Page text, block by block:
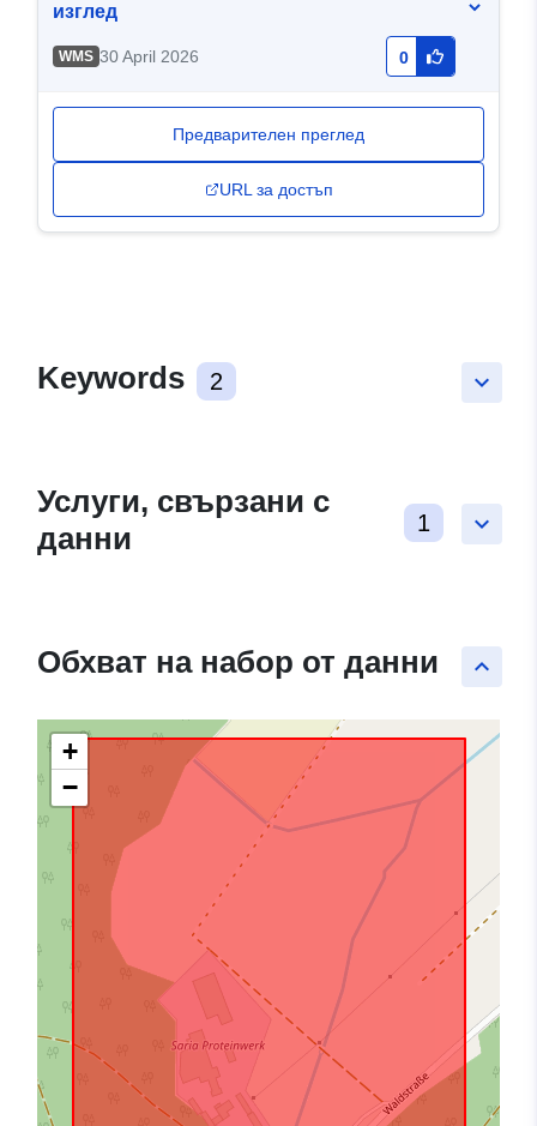
изглед
WMS 30 April 2026 0
Предварителен преглед
URL за достъп
keyboard_arrow_down
Keywords 2
keyboard_arrow_down
Услуги, свързани с
данни
1
keyboard_arrow_up
Обхват на набор от данни
+
−